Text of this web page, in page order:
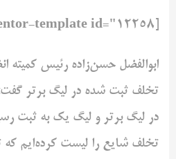
ابوالفضل حسن‌زاده رئیس کمیته
تخلف ثبت شده در لیگ برتر